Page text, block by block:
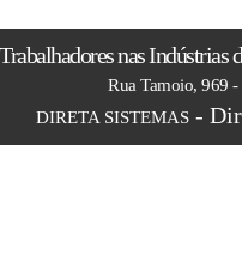
nas
Rua Tamoio, 969
DIRETA SISTEMAS-